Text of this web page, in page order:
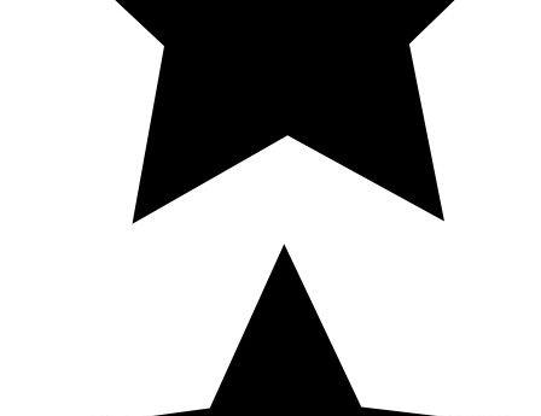
(установки)
Проектирование насосных установок
пожаротушения
Мембранные расширительные баки:
конструкция, принцип действия, выбор
Водонагреватель для современного жилого
многоквартирного дома и здания
Водонагреватели для душевых
​ Промышленные насосные станции с
Подбор аккумуляторов холода для ЦОД